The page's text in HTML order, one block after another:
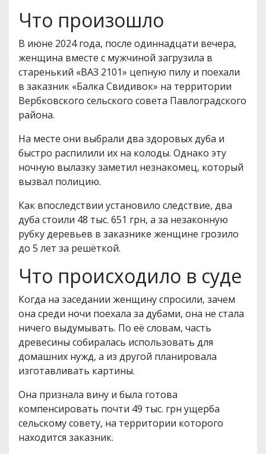
Что произошло
В июне 2024 года, после одиннадцати вечера,
женщина вместе с мужчиной загрузила в
старенький «ВАЗ 2101» цепную пилу и поехали
в заказник «Балка Свидивок» на территории
Вербковского сельского совета Павлоградского
района.
На месте они выбрали два здоровых дуба и
быстро распилили их на колоды. Однако эту
ночную вылазку заметил незнакомец, который
вызвал полицию.
Как впоследствии установило следствие, два
дуба стоили 48 тыс. 651 грн, а за незаконную
рубку деревьев в заказнике женщине грозило
до 5 лет за решёткой.
Что происходило в суде
Когда на заседании женщину спросили, зачем
она среди ночи поехала за дубами, она не стала
ничего выдумывать. По её словам, часть
древесины собиралась использовать для
домашних нужд, а из другой планировала
изготавливать картины.
Она признала вину и была готова
компенсировать почти 49 тыс. грн ущерба
сельскому совету, на территории которого
находится заказник.